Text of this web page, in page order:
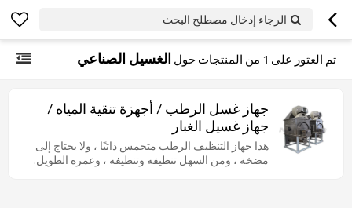
الرجاء إدخال مصطلح البحث
تم العثور على 1 من المنتجات حول الغسيل الصناعي
جهاز غسل الرطب / أجهزة تنقية المياه /
جهاز غسيل الغبار
هذا جهاز التنظيف الرطب متحمس ذاتيًا ، ولا يحتاج إلى
مضخة ، ومن السهل تنظيفه وتنظيفه ، وعمره الطويل.